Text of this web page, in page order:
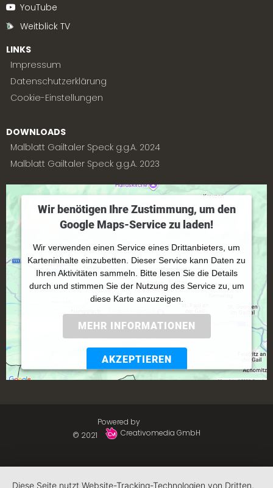
YouTube
Weitblick TV
LINKS
Impressum
Datenschutzerklärung
Cookie-Einstellungen
DOWNLOADS
Malblatt Gailtaler Speck g.g.A. 2024
Malblatt Gailtaler Speck g.g.A. 2023
Wir benötigen Ihre Zustimmung, um den
Google Maps-Service zu laden!
Wir verwenden einen Service eines Drittanbieters, um
Karteninhalte einzubetten. Dieser Service kann Daten zu
Ihren Aktivitäten sammeln. Bitte lesen Sie die Details
durch und stimmen Sie der Nutzung des Service zu, um
diese Karte anzuzeigen.
MEHR INFORMATIONEN
AKZEPTIEREN
© 2021
Powered by
Creativomedia GmbH
Diese Seite nutzt Website-Tracking-Technologien von Dritten,